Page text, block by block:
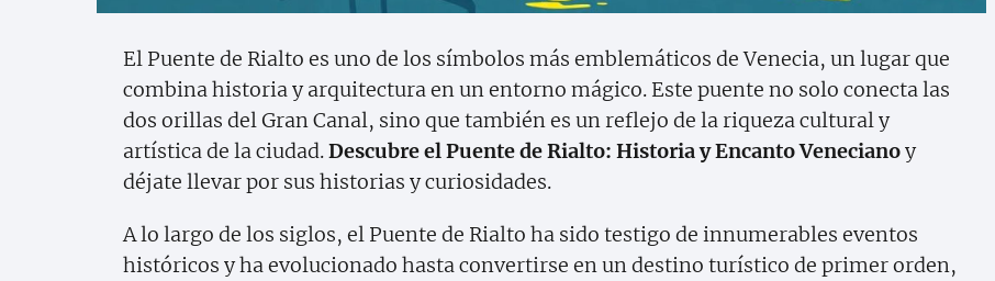
El Puente de Rialto es uno de los símbolos más emblemáticos de Venecia, un lugar que
combina historia y arquitectura en un entorno mágico. Este puente no solo conecta las
dos orillas del Gran Canal, sino que también es un reflejo de la riqueza cultural y
artística de la ciudad.Descubre el Puente de Rialto: Historia y Encanto Venecianoy
déjate llevar por sus historias y curiosidades.
A lo largo de los siglos, el Puente de Rialto ha sido testigo de innumerables eventos
históricos y ha evolucionado hasta convertirse en un destino turístico de primer orden,